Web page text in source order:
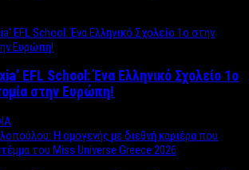
EFL School: Ένα Ελληνικό Σχολείo 1ο
στην Ευρώπη!